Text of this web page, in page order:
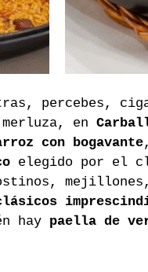
percebes,
en
con bogavante
elegido por el
hay paella de